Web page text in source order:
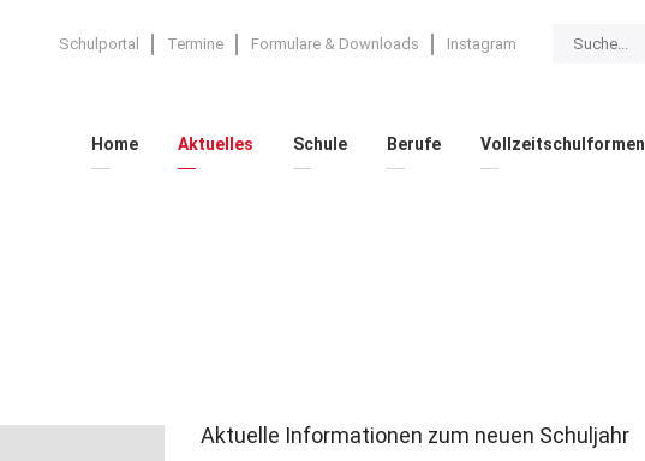
Schulportal Termine Formulare & Downloads Instagram
Home Aktuelles Schule Berufe Vollzeitschulformen
Aktuelle Informationen zum neuen Schuljahr